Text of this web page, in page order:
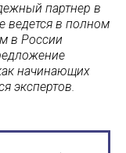
партнер в
ведется в полном
в России
начинающих
экспертов.